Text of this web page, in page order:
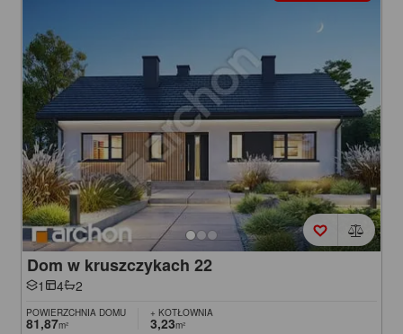
Dom w kruszczykach 22
1 4 2
POWIERZCHNIA DOMU
81,87m²
+ KOTŁOWNIA
3,23m²